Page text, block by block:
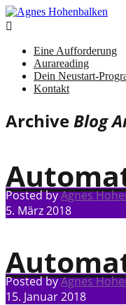

Eine Aufforderung
Aurareading
Dein Neustart-
Kontakt
ArchiveBlog
Posted byAgnes
5. März 2018
Posted byAgnes
15. Januar 2018